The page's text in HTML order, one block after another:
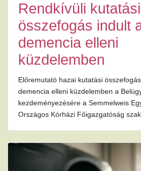
Rendkívüli kutatási
összefogás indult
demencia elleni
küzdelemben
Előremutató hazai kutatási
demencia elleni küzdelemben a
kezdeményezésére a Semmelweis
Országos Kórházi Főigazgatóság